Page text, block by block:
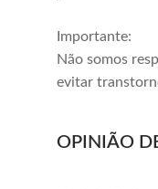
Importante:
Não somos
evitar
OPINIÃO